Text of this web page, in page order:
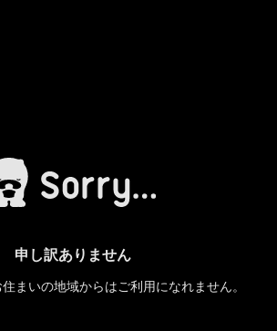
申し訳ありません
まいの地域からはご利用になれません。